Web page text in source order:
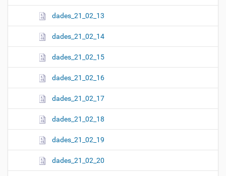
dades_21_02_13
dades_21_02_14
dades_21_02_15
dades_21_02_16
dades_21_02_17
dades_21_02_18
dades_21_02_19
dades_21_02_20